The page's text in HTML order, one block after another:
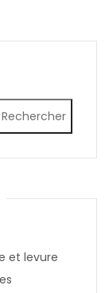
Rechercher
et levure